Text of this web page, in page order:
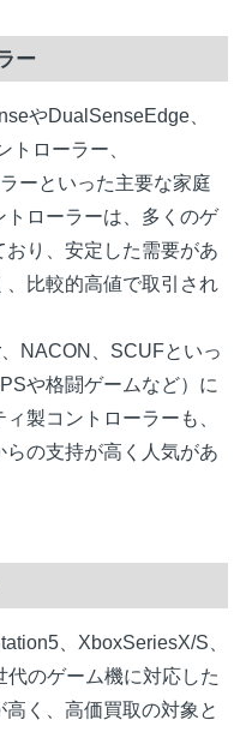
ー
やDualSenseEdge、
トローラー、
ーといった主要な家庭
トローラーは、多くのゲ
り、安定した需要があ
、比較的高値で取引され
NACON、SCUFといっ
や格闘ゲームなど）に
製コントローラーも、
の支持が高く人気があ
、XboxSeriesX/S、
のゲーム機に対応した
く、高価買取の対象と